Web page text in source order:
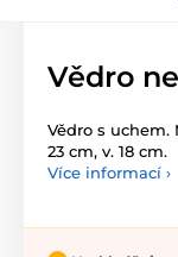
Vědro
Vědro s uchem.
23 cm, v. 18 cm.
Více informací ›